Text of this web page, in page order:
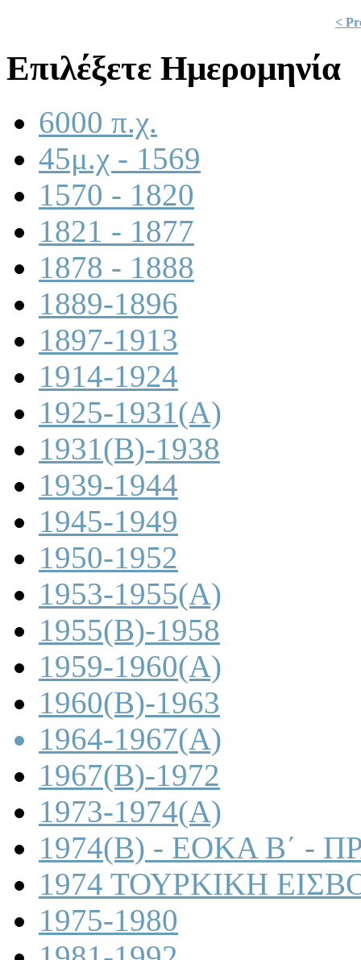
<
Επιλέξετε Ημερομηνία
6000 π.χ.
45μ.χ - 1569
1570 - 1820
1821 - 1877
1878 - 1888
1889-1896
1897-1913
1914-1924
1925-1931(A)
1931(B)-1938
1939-1944
1945-1949
1950-1952
1953-1955(A)
1955(B)-1958
1959-1960(A)
1960(B)-1963
1964-1967(A)
1967(B)-1972
1973-1974(A)
1974(B) - ΕΟΚΑ Β΄ -
1974 ΤΟΥΡΚΙΚΗ
1975-1980